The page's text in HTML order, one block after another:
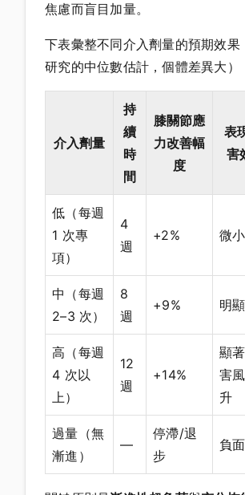
焦慮而盲目加量。
下表彙整不同介入劑量的預期效果
研究的中位數估計，個體差異大）
介入劑量
持
續
時
間
膝關節應
力改善幅
度
表
害
低（每週
1 次專
項）
4
週
+2% 微小
中（每週
2–3 次）
8
週
+9% 明顯
高（每週
4 次以
上）
12
週
+14%
顯
害
升
過量（無
漸進）
—
停滯/退
步
負面